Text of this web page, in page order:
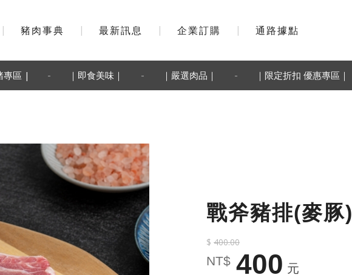
| 豬肉事典 | 最新訊息 | 企業訂購 | 通路據點
專區 | - ｜即食美味｜ - ｜嚴選肉品｜ - ｜限定折扣 優惠專區｜
戰斧豬排(麥豚)
$ 400.00
NT$ 400 元